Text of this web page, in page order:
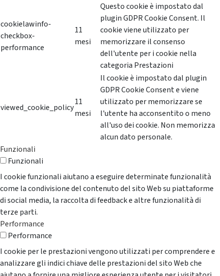
cookielawinfo-
checkbox-
performance
11
mesi
Questo cookie è impostato dal
plugin GDPR Cookie Consent. Il
cookie viene utilizzato per
memorizzare il consenso
dell'utente per i cookie nella
categoria Prestazioni
viewed_cookie_policy
11
mesi
Il cookie è impostato dal plugin
GDPR Cookie Consent e viene
utilizzato per memorizzare se
l'utente ha acconsentito o meno
all'uso dei cookie. Non memorizza
alcun dato personale.
Funzionali
Funzionali
I cookie funzionali aiutano a eseguire determinate funzionalità
come la condivisione del contenuto del sito Web su piattaforme
di social media, la raccolta di feedback e altre funzionalità di
terze parti.
Performance
Performance
I cookie per le prestazioni vengono utilizzati per comprendere e
analizzare gli indici chiave delle prestazioni del sito Web che